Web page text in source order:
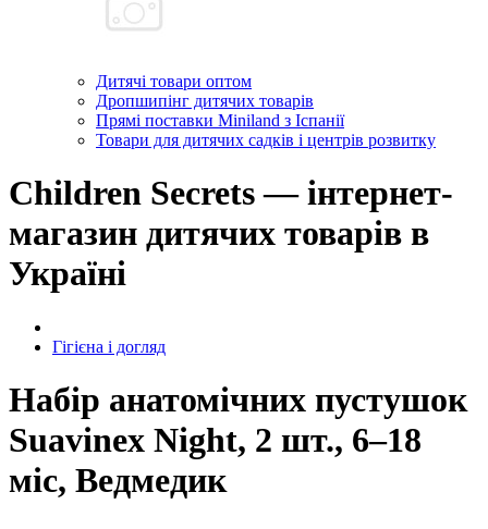
Дитячі товари оптом
Дропшипінг дитячих товарів
Прямі поставки Miniland з Іспанії
Товари для дитячих садків і центрів розвитку
Children Secrets — інтернет-
магазин дитячих товарів в
Україні
Гігієна і догляд
Набір анатомічних пустушок
Suavinex Night, 2 шт., 6–18
міс, Ведмедик